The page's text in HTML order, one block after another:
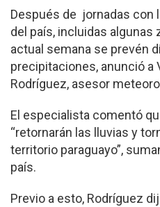
Después de jornadas con
del país, incluidas algunas
actual semana se prevén
precipitaciones, anunció a
Rodríguez, asesor
El especialista comentó
“retornarán las lluvias y
territorio paraguayo”,
país.
Previo a esto, Rodríguez